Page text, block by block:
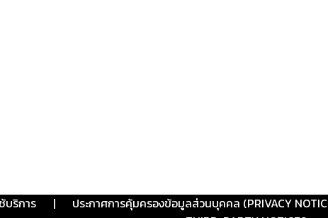
บริการ | ประกาศการคุ้มครองข้อมูลส่วนบุคคล (PRIVACY